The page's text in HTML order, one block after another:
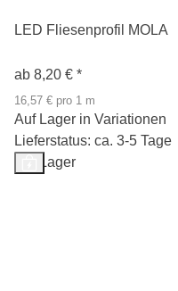
LED Fliesenprofil MOLA
ab 8,20 € *
16,57 € pro 1 m
Auf Lager in Variationen
Lieferstatus: ca. 3-5 Tage
Auf Lager